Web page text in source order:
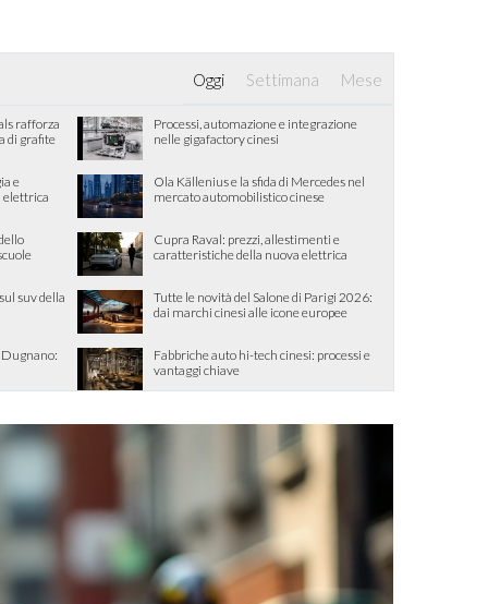
Oggi Settimana Mese
rafforza
di grafite
Processi, automazione e integrazione
nelle gigafactory cinesi
e
elettrica
Ola Källenius e la sfida di Mercedes nel
mercato automobilistico cinese
Cupra Raval: prezzi, allestimenti e
caratteristiche della nuova elettrica
suv della
Tutte le novità del Salone di Parigi 2026:
dai marchi cinesi alle icone europee
Fabbriche auto hi-tech cinesi: processi e
vantaggi chiave